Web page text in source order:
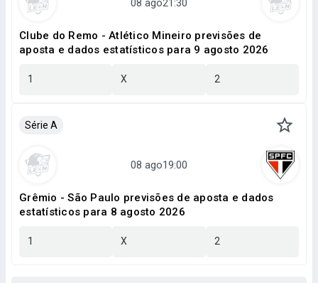
Clube do Remo - Atlético Mineiro previsões de
aposta e dados estatísticos para 9 agosto 2026
1 X 2
Série A
Grêmio - São Paulo previsões de aposta e dados
estatísticos para 8 agosto 2026
1 X 2